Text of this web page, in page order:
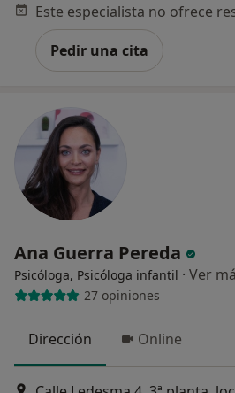
Pedir una cita
Ana Guerra Pereda
Psicóloga, Psicóloga infantil · Ver
27 opiniones
Dirección Online